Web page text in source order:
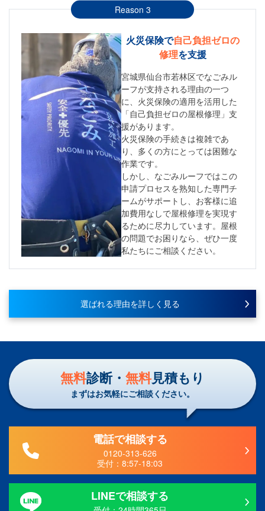
Reason 3
火災保険で自己負担ゼロの
修理を支援
宮城県仙台市若林区でなごみル
ーフが支持される理由の一つ
に、火災保険の適用を活用した
「自己負担ゼロの屋根修理」支
援があります。
火災保険の手続きは複雑であ
り、多くの方にとっては困難な
作業です。
しかし、なごみルーフではこの
申請プロセスを熟知した専門チ
ームがサポートし、お客様に追
加費用なしで屋根修理を実現す
るために尽力しています。屋根
の問題でお困りなら、ぜひ一度
私たちにご相談ください。
選ばれる理由を詳しく見る
無料診断・ 無料見積もり
まずはお気軽にご相談ください。
電話で相談する
0120-313-626
受付：8:57-18:03
LINEで相談する